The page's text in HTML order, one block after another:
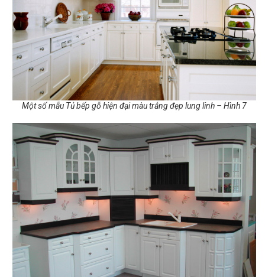
Một số mẫu Tủ bếp gỗ hiện đại màu trắng đẹp lung linh – Hình 7